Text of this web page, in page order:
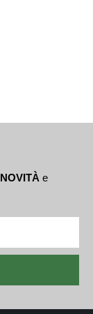
NOVITÀ e